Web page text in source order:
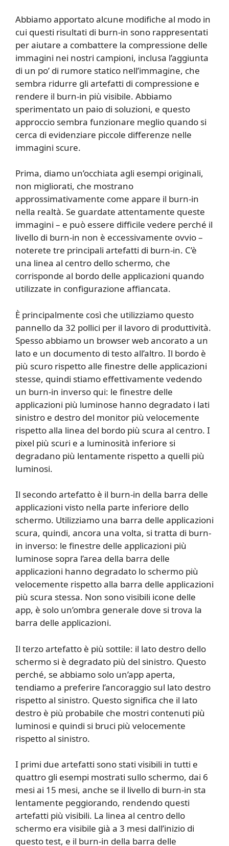
Abbiamo apportato alcune modifiche al modo in
cui questi risultati di burn-in sono rappresentati
per aiutare a combattere la compressione delle
immagini nei nostri campioni, inclusa l’aggiunta
di un po’ di rumore statico nell’immagine, che
sembra ridurre gli artefatti di compressione e
rendere il burn-in più visibile. Abbiamo
sperimentato un paio di soluzioni, e questo
approccio sembra funzionare meglio quando si
cerca di evidenziare piccole differenze nelle
immagini scure.
Prima, diamo un’occhiata agli esempi originali,
non migliorati, che mostrano
approssimativamente come appare il burn-in
nella realtà. Se guardate attentamente queste
immagini – e può essere difficile vedere perché il
livello di burn-in non è eccessivamente ovvio –
noterete tre principali artefatti di burn-in. C’è
una linea al centro dello schermo, che
corrisponde al bordo delle applicazioni quando
utilizzate in configurazione affiancata.
È principalmente così che utilizziamo questo
pannello da 32 pollici per il lavoro di produttività.
Spesso abbiamo un browser web ancorato a un
lato e un documento di testo all’altro. Il bordo è
più scuro rispetto alle finestre delle applicazioni
stesse, quindi stiamo effettivamente vedendo
un burn-in inverso qui: le finestre delle
applicazioni più luminose hanno degradato i lati
sinistro e destro del monitor più velocemente
rispetto alla linea del bordo più scura al centro. I
pixel più scuri e a luminosità inferiore si
degradano più lentamente rispetto a quelli più
luminosi.
Il secondo artefatto è il burn-in della barra delle
applicazioni visto nella parte inferiore dello
schermo. Utilizziamo una barra delle applicazioni
scura, quindi, ancora una volta, si tratta di burn-
in inverso: le finestre delle applicazioni più
luminose sopra l’area della barra delle
applicazioni hanno degradato lo schermo più
velocemente rispetto alla barra delle applicazioni
più scura stessa. Non sono visibili icone delle
app, è solo un’ombra generale dove si trova la
barra delle applicazioni.
Il terzo artefatto è più sottile: il lato destro dello
schermo si è degradato più del sinistro. Questo
perché, se abbiamo solo un’app aperta,
tendiamo a preferire l’ancoraggio sul lato destro
rispetto al sinistro. Questo significa che il lato
destro è più probabile che mostri contenuti più
luminosi e quindi si bruci più velocemente
rispetto al sinistro.
I primi due artefatti sono stati visibili in tutti e
quattro gli esempi mostrati sullo schermo, dai 6
mesi ai 15 mesi, anche se il livello di burn-in sta
lentamente peggiorando, rendendo questi
artefatti più visibili. La linea al centro dello
schermo era visibile già a 3 mesi dall’inizio di
questo test, e il burn-in della barra delle